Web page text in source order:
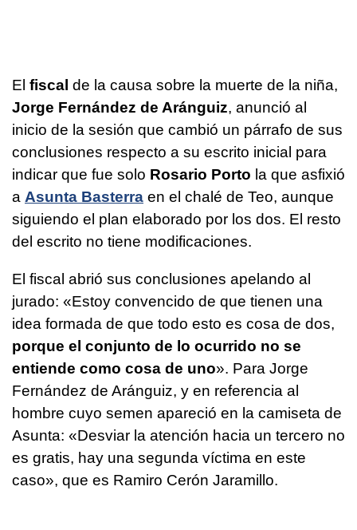
El fiscal de la causa sobre la muerte de la niña,
Jorge Fernández de Aránguiz, anunció al
inicio de la sesión que cambió un párrafo de sus
conclusiones respecto a su escrito inicial para
indicar que fue solo Rosario Porto la que asfixió
a Asunta Basterra en el chalé de Teo, aunque
siguiendo el plan elaborado por los dos. El resto
del escrito no tiene modificaciones.
El fiscal abrió sus conclusiones apelando al
jurado: «Estoy convencido de que tienen una
idea formada de que todo esto es cosa de dos,
porque el conjunto de lo ocurrido no se
entiende como cosa de uno». Para Jorge
Fernández de Aránguiz, y en referencia al
hombre cuyo semen apareció en la camiseta de
Asunta: «Desviar la atención hacia un tercero no
es gratis, hay una segunda víctima en este
caso», que es Ramiro Cerón Jaramillo.